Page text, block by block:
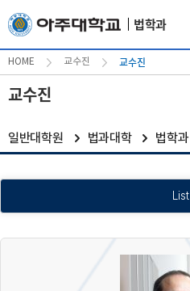
법학과
HOME 교수진 교수진
교수진
일반대학원 법과대학 법학과
List